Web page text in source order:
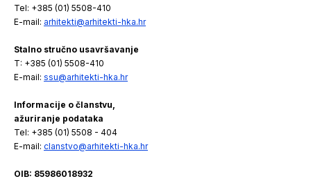
Tel: +385 (01) 5508-410
E-mail: arhitekti@arhitekti-hka.hr
Stalno stručno usavršavanje
T: +385 (01) 5508-410
E-mail: ssu@arhitekti-hka.hr
Informacije o članstvu,
ažuriranje podataka
Tel: +385 (01) 5508 - 404
E-mail: clanstvo@arhitekti-hka.hr
OIB: 85986018932